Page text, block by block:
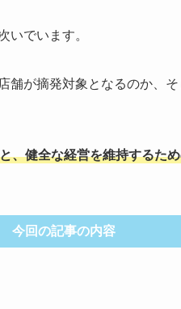
いでいます。
舗が摘発対象となるのか、
、健全な経営を維持するた
今回の記事の内容